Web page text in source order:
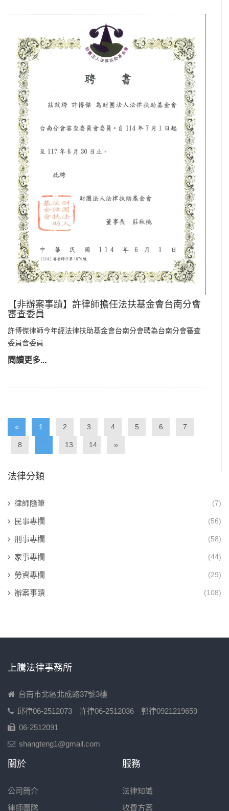
【非辦案事蹟】許律師擔任法扶基金會台南分會
審查委員
許博傑律師今年經法律扶助基金會台南分會聘為台南分會審查
委員會委員
閱讀更多...
« 1 2 3 4 5 6 7
8 13 14 »
法律分類
律師隨筆 (7)
民事專欄 (56)
刑事專欄 (58)
家事專欄 (44)
勞資專欄 (29)
辦案事蹟 (108)
上騰法律事務所
台南市北區北成路37號3樓
邱律06-2512073
許律06-2512036
郭律0921219659
06-2512091
shangteng1@gmail.com
關於
公司簡介
律師團隊
服務
法律知識
收費方案